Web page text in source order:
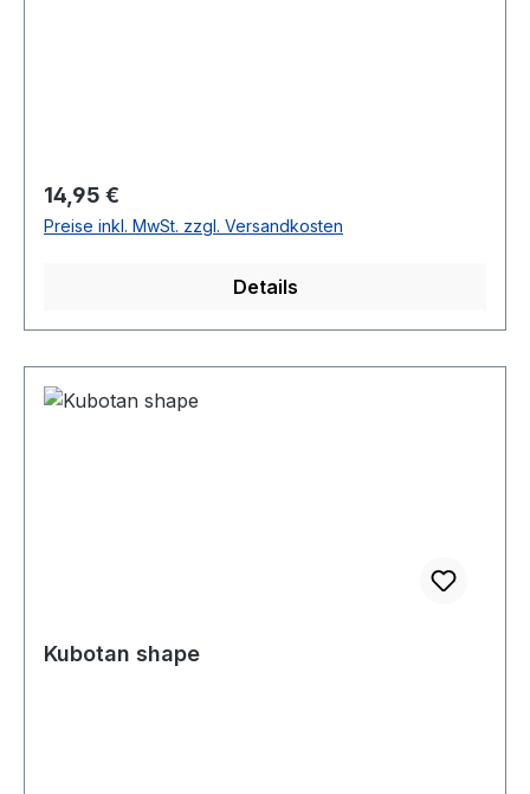
Regulärer Preis:
14,95 €
Preise inkl. MwSt. zzgl. Versandkosten
Details
Kubotan shape